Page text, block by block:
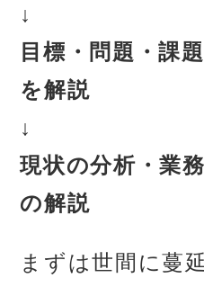
↓
目標・問題・課
を解説
↓
現状の分析・業
の解説
まずは世間に蔓